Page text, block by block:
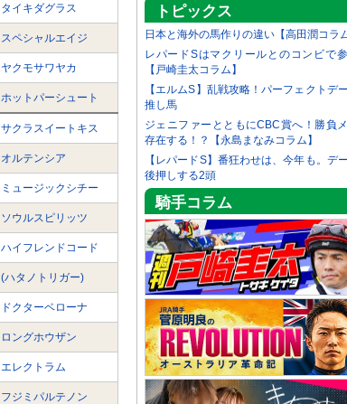
トピックス
日本と海外の馬作りの違い【高田潤コラ
レパードSはマクリールとのコンビで
【戸崎圭太コラム】
【エルムS】乱戦攻略！パーフェクトデ
推し馬
ジェニファーとともにCBC賞へ！勝負
存在する！？【永島まなみコラム】
【レパードS】番狂わせは、今年も。デ
後押しする2頭
騎手コラム
タイキダグラス
スペシャルエイジ
ヤクモサワヤカ
ホットパーシュート
サクラスイートキス
オルテンシア
ミュージックシチー
ソウルスピリッツ
ハイフレンドコード
(ハタノトリガー)
ドクターベローナ
ロングホウザン
エレクトラム
フジミパルテノン